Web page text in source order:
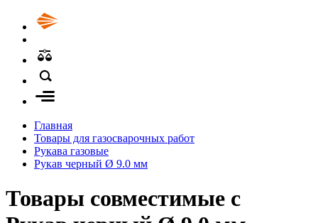
Главная
Товары для газосварочных работ
Рукава газовые
Рукав черный Ø 9.0 мм
Товары совместимые с